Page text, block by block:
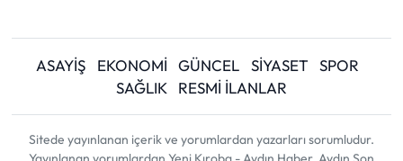
ASAYİŞ EKONOMİ GÜNCEL SİYASET
SPOR
SAĞLIK
RESMİ İLANLAR
Sitede yayınlanan içerik ve yorumlardan yazarları sorumludur.